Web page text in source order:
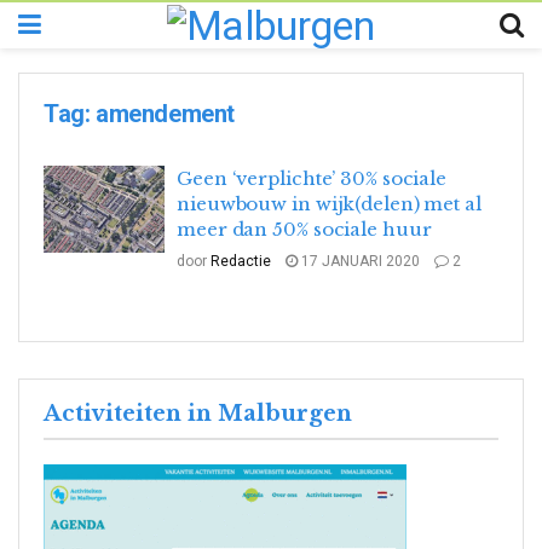
Tag: amendement
Geen ‘verplichte’ 30% sociale
nieuwbouw in wijk(delen) met al
meer dan 50% sociale huur
door Redactie 17 JANUARI 2020 2
Activiteiten in Malburgen